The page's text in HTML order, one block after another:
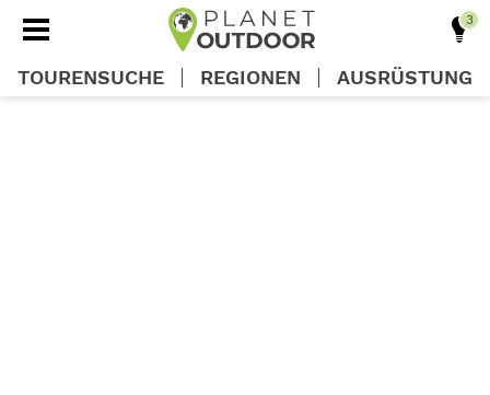
TOURENSUCHE REGIONEN AUSRÜSTUNG